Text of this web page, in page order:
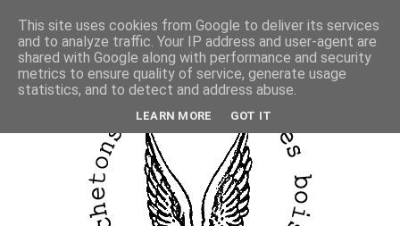
This site uses cookies from Google to deliver its services
and to analyze traffic. Your IP address and user-agent are
shared with Google along with performance and security
metrics to ensure quality of service, generate usage
statistics, and to detect and address abuse.
LEARN MORE GOT IT